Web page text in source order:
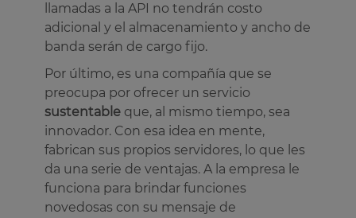
llamadas a la API no tendrán costo
adicional y el almacenamiento y ancho de
banda serán de cargo fijo.
Por último, es una compañía que se
preocupa por ofrecer un servicio
sustentable que, al mismo tiempo, sea
innovador. Con esa idea en mente,
fabrican sus propios servidores, lo que les
da una serie de ventajas. A la empresa le
funciona para brindar funciones
novedosas con su mensaje de